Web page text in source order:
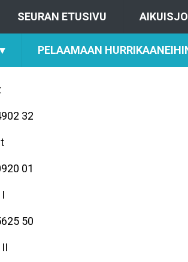
SEURAN ETUSIVU
▾ PELAAMAAN
32
01
50